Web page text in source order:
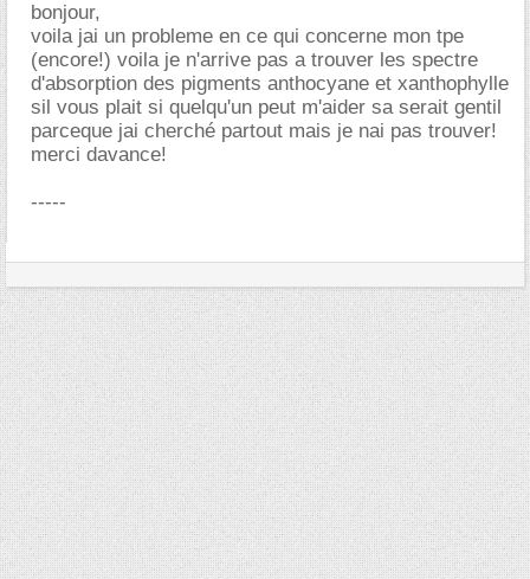
bonjour,
voila jai un probleme en ce qui concerne mon tpe
(encore!) voila je n'arrive pas a trouver les spectre
d'absorption des pigments anthocyane et xanthophylle
sil vous plait si quelqu'un peut m'aider sa serait gentil
parceque jai cherché partout mais je nai pas trouver!
merci davance!
-----